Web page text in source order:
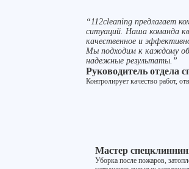
“112cleaning предлагает
ситуаций. Наша команда
качественное и
Мы подходим к каждому
надежные результаты.”
Руководитель отдела
Контролирует качество работ,
Мастер
Уборка после пожаров,